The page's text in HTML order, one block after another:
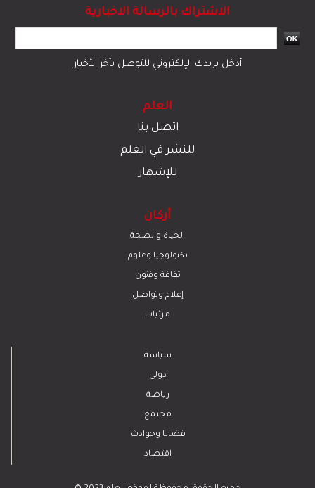
الاشتراك بالرسالة الاخبارية
أدخل بريدك الإلكتروني للتوصل بآخر الأخبار
العلم
اتصل بنا
للنشر في العلم
للإشهار
أركان
الحياة والصحة
تكنولوجيا وعلوم
ﺛﻘﺎﻓﺔ وﻓﻧون
إعلام وتواصل
مرئيات
سياسة
دولي
رياضة
مجتمع
قضايا وحوادث
اقتصاد